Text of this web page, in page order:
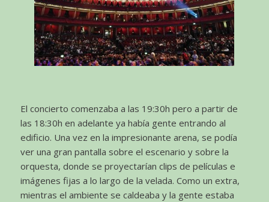
El concierto comenzaba a las 19:30h pero a partir de
las 18:30h en adelante ya había gente entrando al
edificio. Una vez en la impresionante arena, se podía
ver una gran pantalla sobre el escenario y sobre la
orquesta, donde se proyectarían clips de películas e
imágenes fijas a lo largo de la velada. Como un extra,
mientras el ambiente se caldeaba y la gente estaba